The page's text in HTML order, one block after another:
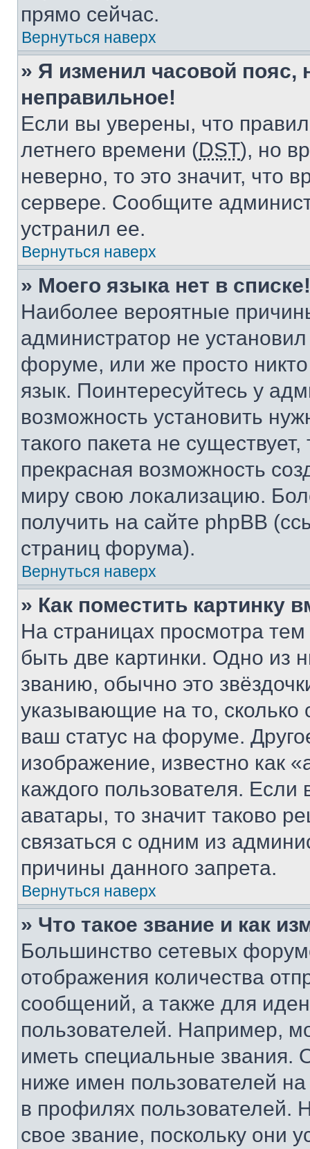
прямо сейчас.
Вернуться наверх
» Я изменил часовой пояс,
неправильное!
Если вы уверены, что
летнего времени (DST), но
неверно, то это значит, что
сервере. Сообщите
устранил ее.
Вернуться наверх
» Моего языка нет в списке!
Наиболее вероятные
администратор не
форуме, или же просто
язык. Поинтересуйтесь у
возможность установить
такого пакета не
прекрасная возможность
миру свою локализацию.
получить на сайте phpBB
страниц форума).
Вернуться наверх
» Как поместить картинку
На страницах просмотра
быть две картинки. Одно из
званию, обычно это
указывающие на то,
ваш статус на форуме.
изображение, известно как
каждого пользователя.
аватары, то значит таково
связаться с одним из
причины данного запрета.
Вернуться наверх
» Что такое звание и как
Большинство сетевых
отображения количества
сообщений, а также для
пользователей. Например,
иметь специальные звания.
ниже имен пользователей
в профилях
свое звание, поскольку они